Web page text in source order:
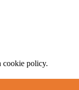
cookie policy.